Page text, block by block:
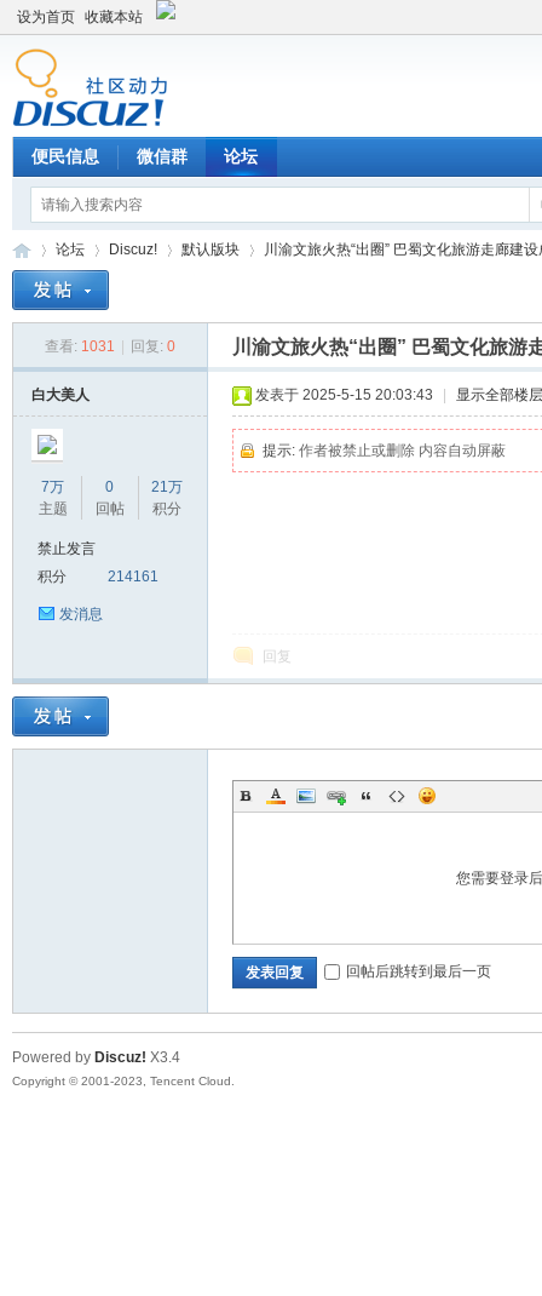
设为首页 收藏本站
便民信息 微信群 论坛
Bo
论坛
›
Discuz!
›
默认版块
›
川渝文旅火热“出圈” 巴蜀文化旅游走廊建
查看: 1031 回复: 0 川渝文旅火热“出圈” 巴蜀文化旅游
白大美人
7万
主题
0
回帖
21万
积分
禁止发言
积分
214161
发消息
发表于 2025-5-15 20:03:43 显示全部楼层
提示: 作者被禁止或删除 内容自动屏蔽
回复
您需要登录
发表回复 回帖后跳转到最后一页
Powered by Discuz! X3.4
Copyright © 2001-2023, Tencent Cloud.